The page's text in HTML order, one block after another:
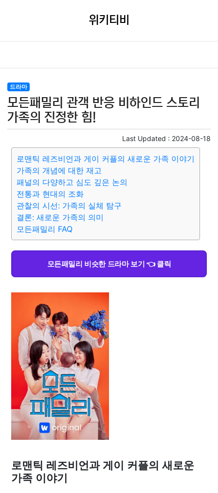
위키티비
드라마
모든패밀리 관객 반응 비하인드 스토리
가족의 진정한 힘!
Last Updated : 2024-08-18
로맨틱 레즈비언과 게이 커플의 새로운 가족 이야기
가족의 개념에 대한 재고
패널의 다양하고 심도 깊은 논의
전통과 현대의 조화
관찰의 시선: 가족의 실체 탐구
결론: 새로운 가족의 의미
모든패밀리 FAQ
모든패밀리 비슷한 드라마 보기 👈 클릭
로맨틱 레즈비언과 게이 커플의 새로운
가족 이야기